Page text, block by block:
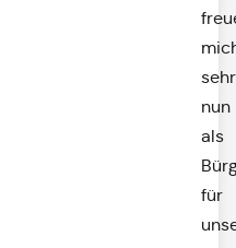
nun
als
für